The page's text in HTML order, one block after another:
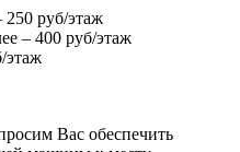
руб/этаж
– 400 руб/этаж
этаж
Вас обеспечить